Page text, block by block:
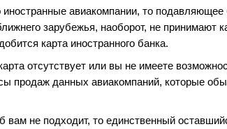
иностранные авиакомпании, то
зарубежья, наоборот, не
карта иностранного банка.
отсутствует или вы не имеете
продаж данных авиакомпаний, которые
вам не подходит, то единственный